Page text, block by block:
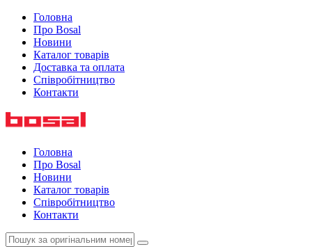
Головна
Про Bosal
Новини
Каталог товарів
Доставка та оплата
Співробітництво
Контакти
Головна
Про Bosal
Новини
Каталог товарів
Співробітництво
Контакти